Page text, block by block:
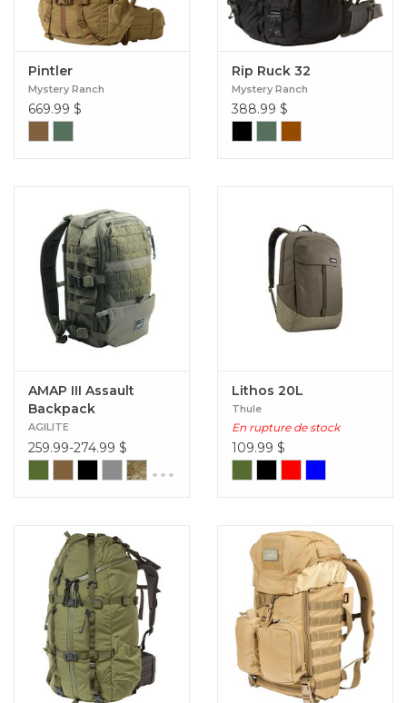
Pintler
Mystery Ranch
669.99 $
Rip Ruck 32
Mystery Ranch
388.99 $
AMAP III Assault
Backpack
AGILITE
259.99-274.99 $
...
Lithos 20L
Thule
En rupture de stock
109.99 $